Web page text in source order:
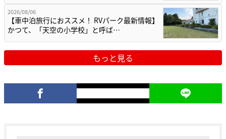
2026/08/06
【車中泊旅行におススメ！ RVパーク最新情報】
かつて、「天空の小学校」と呼ば…
もっと見る